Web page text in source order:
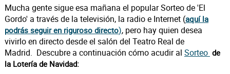
Mucha gente sigue esa mañana el popular Sorteo de 'El
Gordo' a través de la televisión, la radio e Internet (aquí la
podrás seguir en riguroso directo), pero hay quien desea
vivirlo en directo desde el salón del Teatro Real de
Madrid. Descubre a continuación cómo acudir al Sorteo de
la Lotería de Navidad: